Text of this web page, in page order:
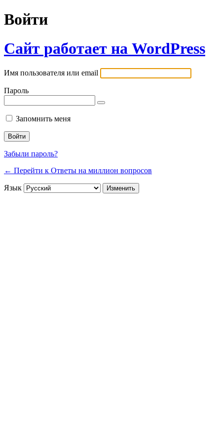
Войти
Сайт работает на WordPress
Имя пользователя или email
Пароль
Запомнить меня
Забыли пароль?
← Перейти к Ответы на миллион вопросов
Язык